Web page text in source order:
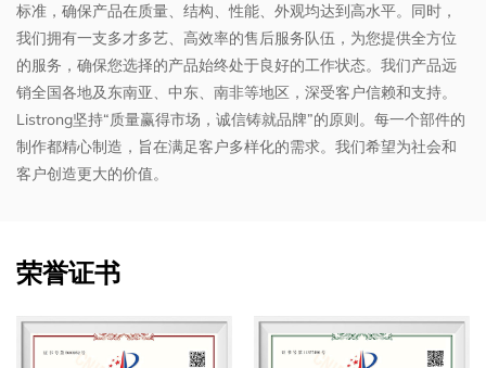
标准，确保产品在质量、结构、性能、外观均达到高水平。同时，
我们拥有一支多才多艺、高效率的售后服务队伍，为您提供全方位
的服务，确保您选择的产品始终处于良好的工作状态。我们产品远
销全国各地及东南亚、中东、南非等地区，深受客户信赖和支持。
Listrong坚持“质量赢得市场，诚信铸就品牌”的原则。每一个部件的
制作都精心制造，旨在满足客户多样化的需求。我们希望为社会和
客户创造更大的价值。
荣誉证书